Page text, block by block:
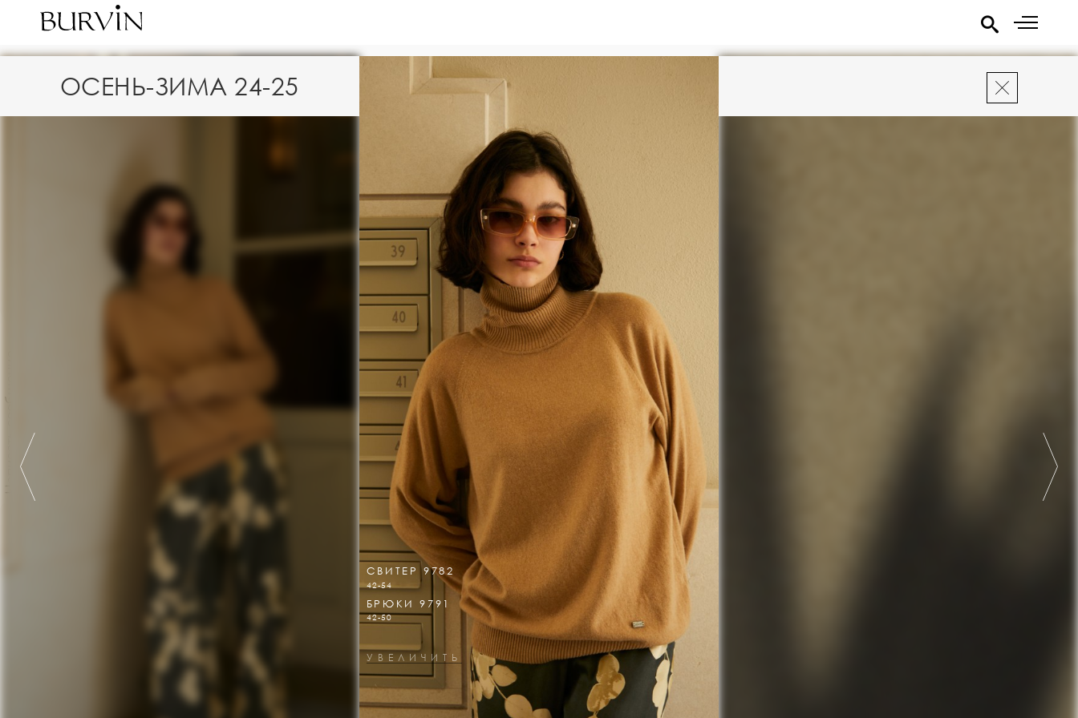
СВИТЕР 9782
42-54
БРЮКИ 9791
42-50
УВЕЛИЧИТЬ
ОСЕНЬ-ЗИМА 24-25